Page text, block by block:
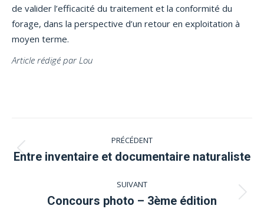
de valider l’efficacité du traitement et la conformité du
forage, dans la perspective d’un retour en exploitation à
moyen terme.
Article rédigé par Lou
Navigation
article
PRÉCÉDENT
Article
:
Entre inventaire et documentaire naturaliste
SUIVANT
Article
Concours photo – 3ème édition